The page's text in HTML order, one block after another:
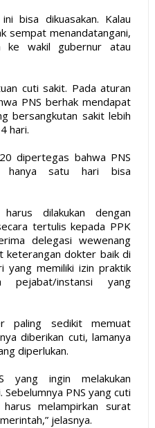
bisa dikuasakan. Kalau
sempat menandatangani,
ke wakil gubernur atau
cuti sakit. Pada aturan
PNS berhak mendapat
bersangkutan sakit lebih
hari.
dipertegas bahwa PNS
hanya satu hari bisa
dilakukan dengan
tertulis kepada PPK
delegasi wewenang
keterangan dokter baik di
yang memiliki izin praktik
pejabat/instansi yang
paling sedikit memuat
diberikan cuti, lamanya
diperlukan.
yang ingin melakukan
PNS yang cuti
melampirkan surat
jelasnya.